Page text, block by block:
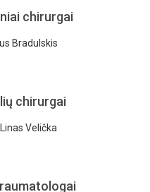
chirurgai
Bradulskis
chirurgai
Velička